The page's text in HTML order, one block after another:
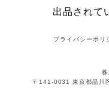
出品されて
〒141-0031 東京都品川
プライバシーポリ